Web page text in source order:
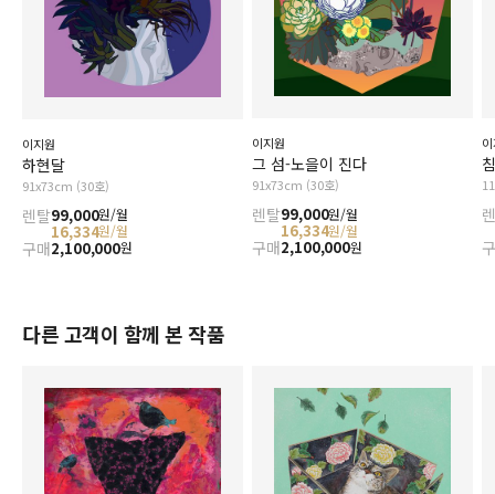
이지원
하현달
91x73cm (30호)
렌탈99,000원/월
16,334원/월
구매2,100,000원
이지원
그 섬-노을이 진다
91x73cm (30호)
렌탈99,000원/월
16,334원/월
구매2,100,000원
다른 고객이 함께 본 작품